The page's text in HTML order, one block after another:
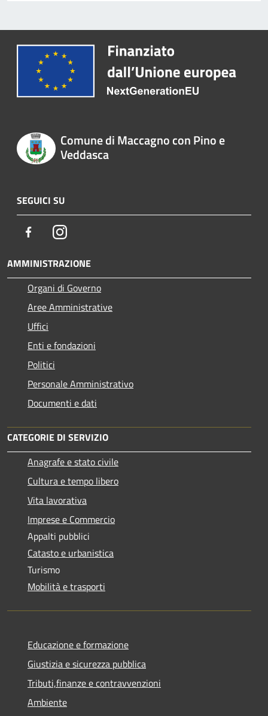
Comune di Maccagno con Pino e
Veddasca
SEGUICI SU
FacebookInstagram
AMMINISTRAZIONE
Organi di Governo
Aree Amministrative
Uffici
Enti e fondazioni
Politici
Personale Amministrativo
Documenti e dati
CATEGORIE DI SERVIZIO
Anagrafe e stato civile
Cultura e tempo libero
Vita lavorativa
Imprese e Commercio
Appalti pubblici
Catasto e urbanistica
Turismo
Mobilità e trasporti
Educazione e formazione
Giustizia e sicurezza pubblica
Tributi,finanze e contravvenzioni
Ambiente